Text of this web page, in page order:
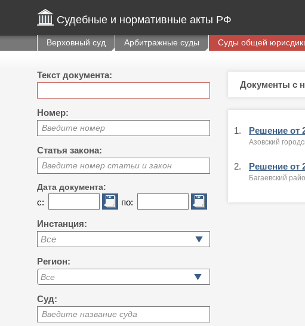
Судебные и нормативные акты РФ
Верховный суд Арбитражные суды Суды общей
Текст документа:
Номер:
Введите номер
Статья закона:
Введите номер статьи и закон
Дата документа:
с: по:
Инстанция:
Все
Регион:
Суд:
Введите название суда
Документы с
1. Решение от
Азовский
2. Решение от
Багаевский